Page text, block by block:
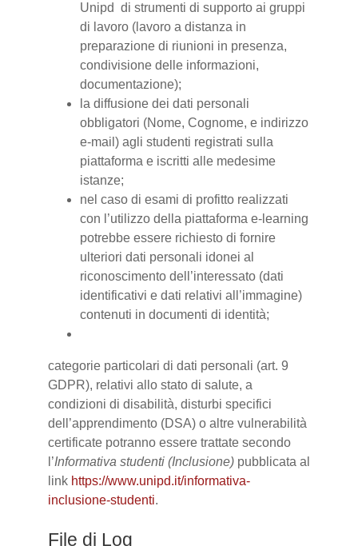
Unipd di strumenti di supporto ai gruppi
di lavoro (lavoro a distanza in
preparazione di riunioni in presenza,
condivisione delle informazioni,
documentazione);
la diffusione dei dati personali
obbligatori (Nome, Cognome, e indirizzo
e-mail) agli studenti registrati sulla
piattaforma e iscritti alle medesime
istanze;
nel caso di esami di profitto realizzati
con l’utilizzo della piattaforma e-learning
potrebbe essere richiesto di fornire
ulteriori dati personali idonei al
riconoscimento dell’interessato (dati
identificativi e dati relativi all’immagine)
contenuti in documenti di identità;
categorie particolari di dati personali (art. 9
GDPR), relativi allo stato di salute, a
condizioni di disabilità, disturbi specifici
dell’apprendimento (DSA) o altre vulnerabilità
certificate potranno essere trattate secondo
l’Informativa studenti (Inclusione) pubblicata al
link https://www.unipd.it/informativa-
inclusione-studenti.
File di Log